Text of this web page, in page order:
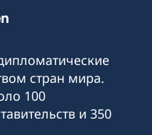
стран мира.
100
и 350